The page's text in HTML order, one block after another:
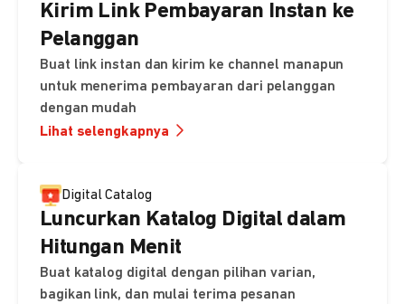
Kirim Link Pembayaran Instan ke
Pelanggan
Buat link instan dan kirim ke channel manapun
untuk menerima pembayaran dari pelanggan
dengan mudah
Lihat selengkapnya
Digital Catalog
Luncurkan Katalog Digital dalam
Hitungan Menit
Buat katalog digital dengan pilihan varian,
bagikan link, dan mulai terima pesanan